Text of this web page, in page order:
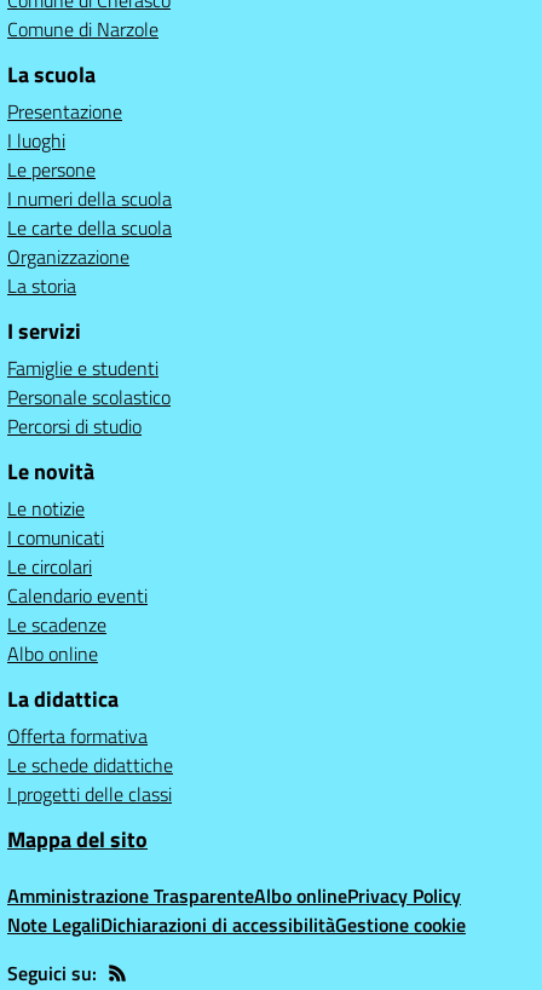
Comune di Narzole
La scuola
Presentazione
I luoghi
Le persone
I numeri della scuola
Le carte della scuola
Organizzazione
La storia
I servizi
Famiglie e studenti
Personale scolastico
Percorsi di studio
Le novità
Le notizie
I comunicati
Le circolari
Calendario eventi
Le scadenze
Albo online
La didattica
Offerta formativa
Le schede didattiche
I progetti delle classi
Mappa del sito
Amministrazione TrasparenteAlbo onlinePrivacy Policy
Note LegaliDichiarazioni di accessibilitàGestione cookie
Seguici su: